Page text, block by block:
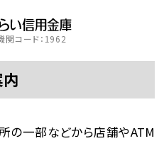
関コード：1962
の一部などから店舗やATM